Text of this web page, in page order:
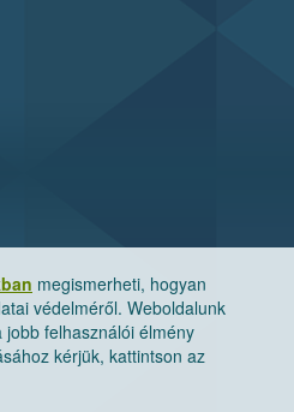
megismerheti, hogyan
védelméről. Weboldalunk
felhasználói élmény
kérjük, kattintson az